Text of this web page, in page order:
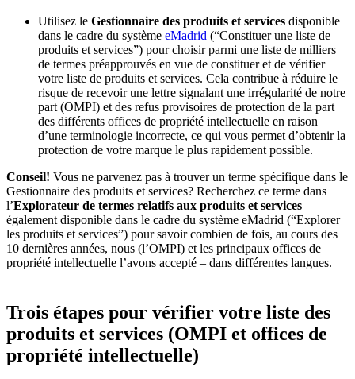
Utilisez le Gestionnaire des produits et services disponible
dans le cadre du système eMadrid (“Constituer une liste de
produits et services”) pour choisir parmi une liste de milliers
de termes préapprouvés en vue de constituer et de vérifier
votre liste de produits et services. Cela contribue à réduire le
risque de recevoir une lettre signalant une irrégularité de notre
part (OMPI) et des refus provisoires de protection de la part
des différents offices de propriété intellectuelle en raison
d’une terminologie incorrecte, ce qui vous permet d’obtenir la
protection de votre marque le plus rapidement possible.
Conseil! Vous ne parvenez pas à trouver un terme spécifique dans le
Gestionnaire des produits et services? Recherchez ce terme dans
l’Explorateur de termes relatifs aux produits et services
également disponible dans le cadre du système eMadrid (“Explorer
les produits et services”) pour savoir combien de fois, au cours des
10 dernières années, nous (l’OMPI) et les principaux offices de
propriété intellectuelle l’avons accepté – dans différentes langues.
Trois étapes pour vérifier votre liste des
produits et services (OMPI et offices de
propriété intellectuelle)